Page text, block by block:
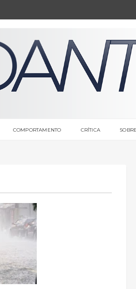
COMPORTAMENTO CRÍTICA